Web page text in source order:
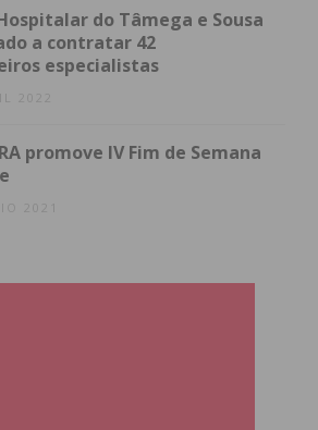
do Tâmega e Sousa
a contratar 42
especialistas
2022
promove IV Fim de Semana
2021